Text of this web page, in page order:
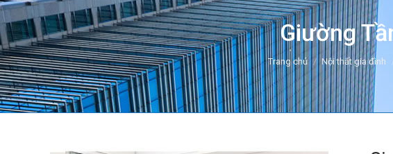
Giường
You are here:
Trang chủ Nội thất gia đình